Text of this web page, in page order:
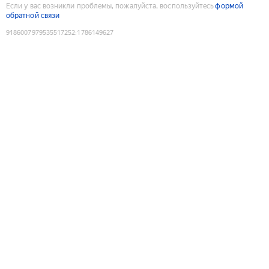
Если у вас возникли проблемы, пожалуйста, воспользуйтесьформой
обратной связи
9186007979535517252:1786149627